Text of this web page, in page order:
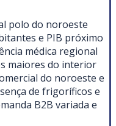
polo do noroeste
e PIB próximo
médica regional
maiores do interior
do noroeste e
de frigoríficos e
B2B variada e